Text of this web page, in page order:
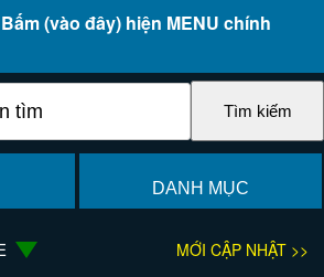
Bấm (vào đây) hiện MENU chính
DANH MỤC
MỚI CẬP NHẬT >>